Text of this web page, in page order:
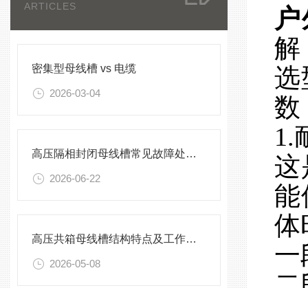
ARTICLES
密集型母线槽 vs 电缆
2026-03-04
高压隔相封闭母线槽常见故障处理方案
2026-06-22
高压共箱母线槽结构特点及工作原理
2026-05-08
解
选
数
1.
这
能
体
一